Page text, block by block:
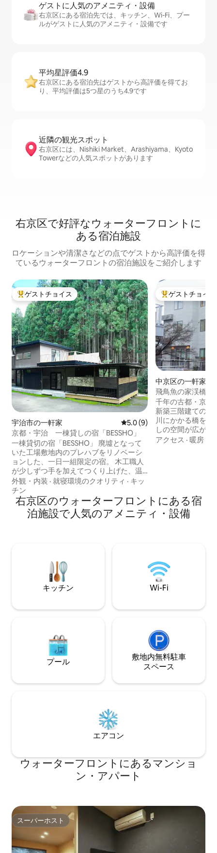
ゲストに人⁠気⁠のア⁠メ⁠ニ⁠テ⁠ィ・設⁠備
右京区にある宿泊先では、キッチン、Wi-Fi、プー
ルがゲストに人気のアメニティ・設備です
平均星評価4.9
右京区にある宿泊先はゲストから高評価を得てお
り、平均評価は5つ星のうち4.9です
近隣の観光ス⁠ポ⁠ッ⁠ト
右京区には、Nishiki Market、Arashiyama、Kyoto
Towerなどの人気スポットがあります
右京区で好評なウォーターフロントに
ある宿泊施設
ロケーションや清潔さなどの点でゲストから高評価を得
ているウォーターフロントの宿泊施設をご紹介します
大好評のゲストチョイスです。
ゲストチョイス
宇治市の一軒家 レビュー9件、5つ星中5.0つ
5.0 (9)
京都・宇治 一棟貸しの宿「BESSHO」
一棟貸切の宿「BESSHO」 廃墟となって
いた工場敷地内のプレハブをリノベーシ
ョンした、一日一組限定の宿。 木工職人
が少しずつ手を加えてつくり上げた、温
もりある空間です。 かすかに響く木の
音、沈む夕日、山の静寂、鳥のさえずり
──自然と共に過ごす、穏やかな時間が流
れています。 日常を少し離れて、自然と
ともに過ごすひとときをお楽しみくださ
光やワーケーション、マインドフルネ
ス、家族や友人との滞在など、それぞれ
の“別所”として、思い思いの時間をお過
ごしいただけます。 ◎ご利用にあたって
常駐スタッフによるサービスはご用意し
る場合があり、関係者や車両の出入りも
ございます。 また周囲には多くの生き物
が生息しており、まれに建物内に入り込
むこともあります。 こうした環境を含め
すめしております。
外観・内装 · 就寝環境のクオリティ · キッ
チン
大好評のゲスト
ゲストチョイス
中京区の一軒家
飛鳥魚の家渓橋｜
も快適｜家族旅に
バス20分｜阪急西
千年の古都・京都
新築三階建ての一
川にかかる橋を渡
しの空間が広がります。 延床
8名様まで宿泊可
大阪梅田へも直
パー「ライフ」
ショップまで徒歩
交う商店街へも
し、蛇口から直接
にはMUJI（無印
心地よい時間をお届け
らしにとけこむ
す。詳細はホスト
す。お気軽に。
アクセス ·暖房
右京区のウォーターフロントにある宿
泊施設で人気のアメニティ・設備
キッチン Wi-Fi
プール
敷地内無料駐⁠車
ス⁠ペ⁠ー⁠ス
エアコン
ウォーターフロントにあるマンショ
ン・アパート
スーパーホスト
スーパーホスト